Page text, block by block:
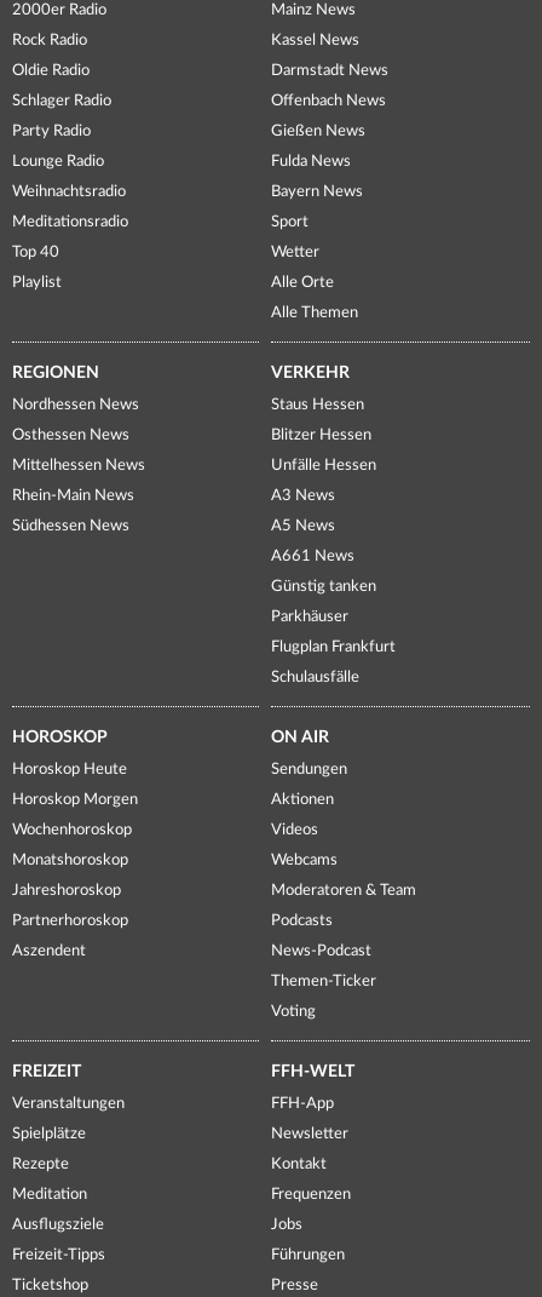
2000er Radio
Rock Radio
Oldie Radio
Schlager Radio
Party Radio
Lounge Radio
Weihnachtsradio
Meditationsradio
Top 40
Playlist
Mainz News
Kassel News
Darmstadt News
Offenbach News
Gießen News
Fulda News
Bayern News
Sport
Wetter
Alle Orte
Alle Themen
REGIONEN
Nordhessen News
Osthessen News
Mittelhessen News
Rhein-Main News
Südhessen News
VERKEHR
Staus Hessen
Blitzer Hessen
Unfälle Hessen
A3 News
A5 News
A661 News
Günstig tanken
Parkhäuser
Flugplan Frankfurt
Schulausfälle
HOROSKOP
Horoskop Heute
Horoskop Morgen
Wochenhoroskop
Monatshoroskop
Jahreshoroskop
Partnerhoroskop
Aszendent
ON AIR
Sendungen
Aktionen
Videos
Webcams
Moderatoren & Team
Podcasts
News-Podcast
Themen-Ticker
Voting
FREIZEIT
Veranstaltungen
Spielplätze
Rezepte
Meditation
Ausflugsziele
Freizeit-Tipps
Ticketshop
FFH-WELT
FFH-App
Newsletter
Kontakt
Frequenzen
Jobs
Führungen
Presse